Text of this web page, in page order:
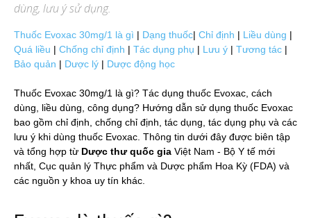
dùng, lưu ý sử dụng.
Thuốc Evoxac 30mg/1 là gì | Dạng thuốc| Chỉ định | Liều dùng |
Quá liều | Chống chỉ định | Tác dụng phụ | Lưu ý | Tương tác |
Bảo quản | Dược lý | Dược động học
Thuốc Evoxac 30mg/1 là gì? Tác dụng thuốc Evoxac, cách
dùng, liều dùng, công dụng? Hướng dẫn sử dụng thuốc Evoxac
bao gồm chỉ định, chống chỉ định, tác dụng, tác dụng phụ và các
lưu ý khi dùng thuốc Evoxac. Thông tin dưới đây được biên tập
và tổng hợp từ Dược thư quốc gia Việt Nam - Bộ Y tế mới
nhất, Cục quản lý Thực phẩm và Dược phẩm Hoa Kỳ (FDA) và
các nguồn y khoa uy tín khác.